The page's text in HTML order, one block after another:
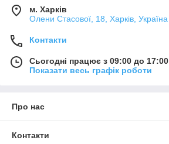
м. Харків
Олени Стасової, 18, Харків, Україна
Контакти
Сьогодні працює з 09:00 до 17:00
Показати весь графік роботи
Про нас
Контакти